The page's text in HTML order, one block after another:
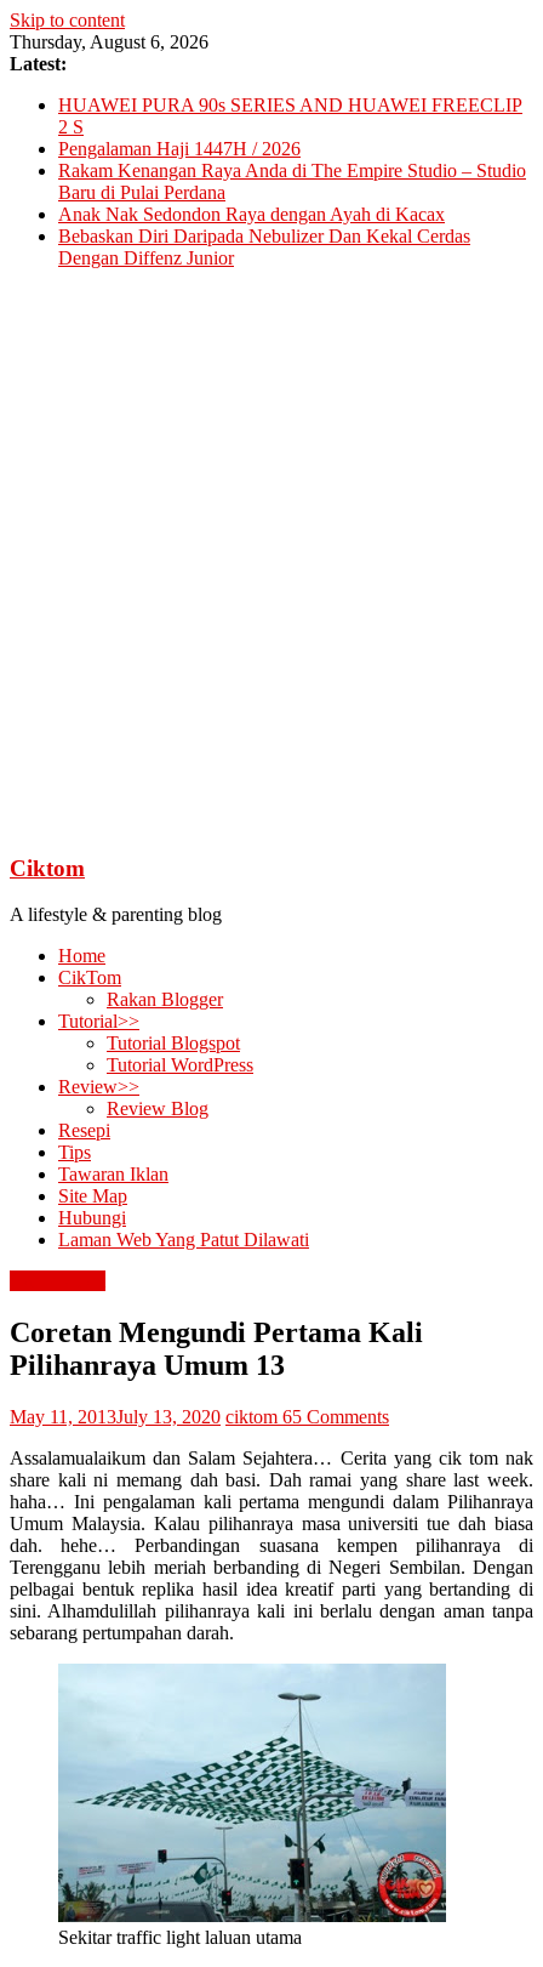
Skip to content
Thursday, August 6, 2026
Latest:
HUAWEI PURA 90s SERIES AND HUAWEI FREECLIP
2 S
Pengalaman Haji 1447H / 2026
Rakam Kenangan Raya Anda di The Empire Studio – Studio
Baru di Pulai Perdana
Anak Nak Sedondon Raya dengan Ayah di Kacax
Bebaskan Diri Daripada Nebulizer Dan Kekal Cerdas
Dengan Diffenz Junior
Ciktom
A lifestyle & parenting blog
Home
CikTom
Rakan Blogger
Tutorial>>
Tutorial Blogspot
Tutorial WordPress
Review>>
Review Blog
Resepi
Tips
Tawaran Iklan
Site Map
Hubungi
Laman Web Yang Patut Dilawati
Coretan Mengundi Pertama Kali
Pilihanraya Umum 13
May 11, 2013July 13, 2020 ciktom 65 Comments
Assalamualaikum dan Salam Sejahtera… Cerita yang cik tom nak
share kali ni memang dah basi. Dah ramai yang share last week.
haha… Ini pengalaman kali pertama mengundi dalam Pilihanraya
Umum Malaysia. Kalau pilihanraya masa universiti tue dah biasa
dah. hehe… Perbandingan suasana kempen pilihanraya di
Terengganu lebih meriah berbanding di Negeri Sembilan. Dengan
pelbagai bentuk replika hasil idea kreatif parti yang bertanding di
sini. Alhamdulillah pilihanraya kali ini berlalu dengan aman tanpa
sebarang pertumpahan darah.
Sekitar traffic light laluan utama